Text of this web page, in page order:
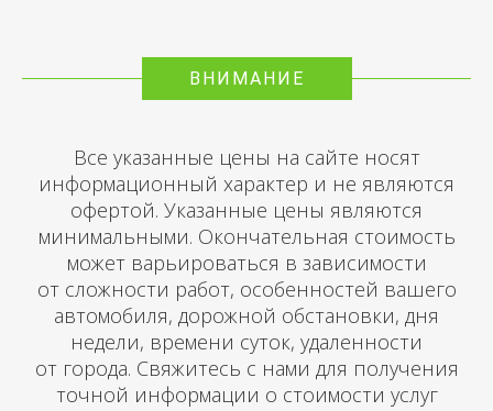
ВНИМАНИЕ
Все указанные цены на сайте носят
информационный характер и не являются
офертой. Указанные цены являются
минимальными. Окончательная стоимость
может варьироваться в зависимости
от сложности работ, особенностей вашего
автомобиля, дорожной обстановки, дня
недели, времени суток, удаленности
от города. Свяжитесь с нами для получения
точной информации о стоимости услуг